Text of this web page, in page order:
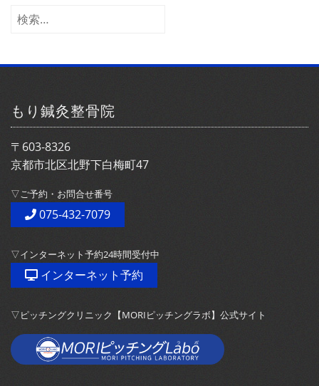
イ
検
もり鍼灸整骨院
〒603-8326
京都市北区北野下白梅町47
▽ご予約・お問合せ番号
075-432-7079
▽インターネット予約24時間受付中
インターネット予約
▽ピッチングクリニック【MORIピッチングラボ】公式サイト